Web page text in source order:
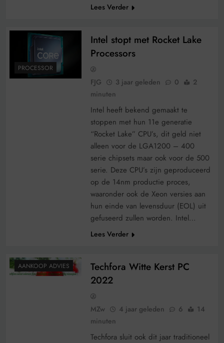
Lees Verder
PROCESSOR
Intel stopt met Rocket Lake
Processors
FJG 3 jaar geleden 0
2
minuten
Intel heeft bekend gemaakt te
stoppen met hun 11e generatie
“Rocket Lake” CPU’s, dit geld niet
alleen voor de LGA1200 – 400
serie chipsets maar ook voor de 500
serie. Deze CPU’s zijn geproduceerd
op de 14nm productie proces,
waaronder ook de Xeon versies aan
hun einde van levensduur (EOL) uit
gefuseerd zullen worden. Intel…
Lees Verder
AANKOOP ADVIES
Techfora Witte Kerst PC
2022
MZw 4 jaar geleden 6
14
minuten
Techfora sluit ook dit jaar traditioneel